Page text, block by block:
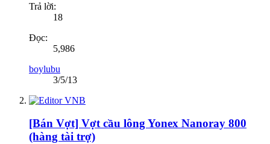
Trả lời:
18
Đọc:
5,986
boylubu
3/5/13
[Bán Vợt] Vợt cầu lông Yonex Nanoray 800
(hàng tài trợ)